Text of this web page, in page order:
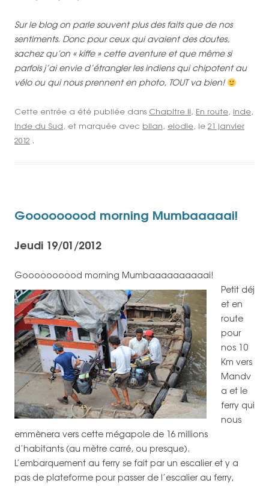
Sur le blog on parle souvent plus des faits que de nos
sentiments. Donc pour ceux qui avaient des doutes,
sachez qu’on « kiffe » cette aventure et que même si
parfois j’ai envie d’étrangler les indiens qui chipotent au
vélo ou qui nous prennent en photo, TOUT va bien!
Cette entrée a été publiée dans Chapitre II, En route, Inde,
Inde du Sud, et marquée avec bilan, elodie, le 21 janvier
2012 .
Gooooooood morning Mumbaaaaai!
Jeudi 19/01/2012
Goooooooood morning Mumbaaaaaaaaaai!
Petit déj
et en
route
pour
nos 10
Km vers
Mandv
a et le
ferry qui
nous
emmènera vers cette mégapole de 16 millions
d’habitants (au mètre carré, ou presque).
L’embarquement au ferry se fait par un escalier et y a
pas de plateforme pour passer de l’escalier au ferry,